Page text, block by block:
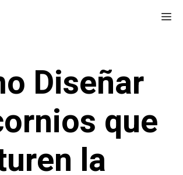
Diseñar
que
la